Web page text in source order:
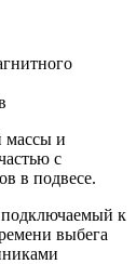
массы и
с
в подвесе.
к
выбега